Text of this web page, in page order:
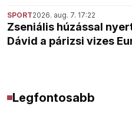
SPORT2026. aug. 7. 17:22
Zseniális húzással
Dávid a párizsi vizes
Legfontosabb